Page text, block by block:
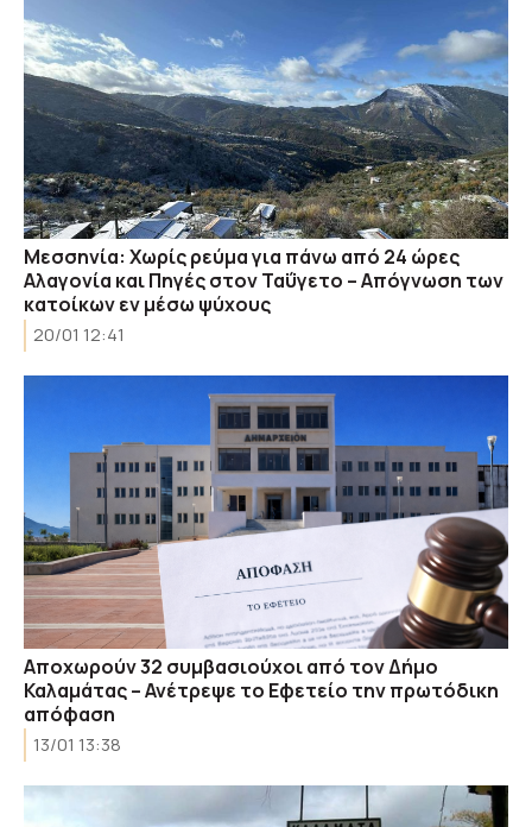
Μεσσηνία: Χωρίς ρεύμα για πάνω από 24 ώρες
Αλαγονία και Πηγές στον Ταΰγετο – Απόγνωση των
κατοίκων εν μέσω ψύχους
20/01 12:41
Αποχωρούν 32 συμβασιούχοι από τον Δήμο
Καλαμάτας – Ανέτρεψε το Εφετείο την πρωτόδικη
απόφαση
13/01 13:38